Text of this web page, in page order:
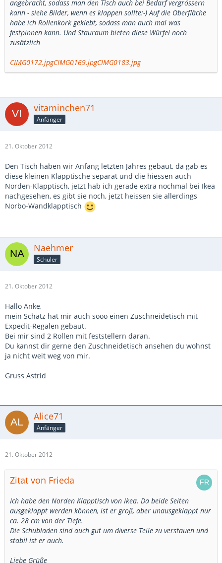
angebracht, sodass man den Tisch auch bei Bedarf vergrössern
kann - siehe Bilder, wenn es klappen sollte:-) Auf die Oberfläche
habe ich Rollenkork geklebt, sodass man auch mal was
festpinnen kann. Und Stauraum bieten diese Würfel noch
zusätzlich
CIMG0172.jpgCIMG0169.jpgCIMG0183.jpg
vitaminchen71
Anfänger
21. Oktober 2012
Den Tisch haben wir Anfang letzten Jahres gebaut, da gab es
diese kleinen Klapptische separat und die hiessen auch
Norden-Klapptisch, jetzt hab ich gerade extra nochmal bei Ikea
nachgesehen, es gibt sie noch, jetzt heissen sie allerdings
Norbo-Wandklapptisch
Naehmer
Schüler
21. Oktober 2012
Hallo Anke,
mein Schatz hat mir auch sooo einen Zuschneidetisch mit
Expedit-Regalen gebaut.
Bei mir sind 2 Rollen mit feststellern daran.
Du kannst dir gerne den Zuschneidetisch ansehen du wohnst
ja nicht weit weg von mir.
Gruss Astrid
Alice71
Anfänger
21. Oktober 2012
Zitat von Frieda
Ich habe den Norden Klapptisch von Ikea. Da beide Seiten
ausgeklappt werden können, ist er groß, aber unausgeklappt nur
ca. 28 cm von der Tiefe.
Die Schubladen sind auch gut um diverse Teile zu verstauen und
stabil ist er auch.
Liebe Grüße